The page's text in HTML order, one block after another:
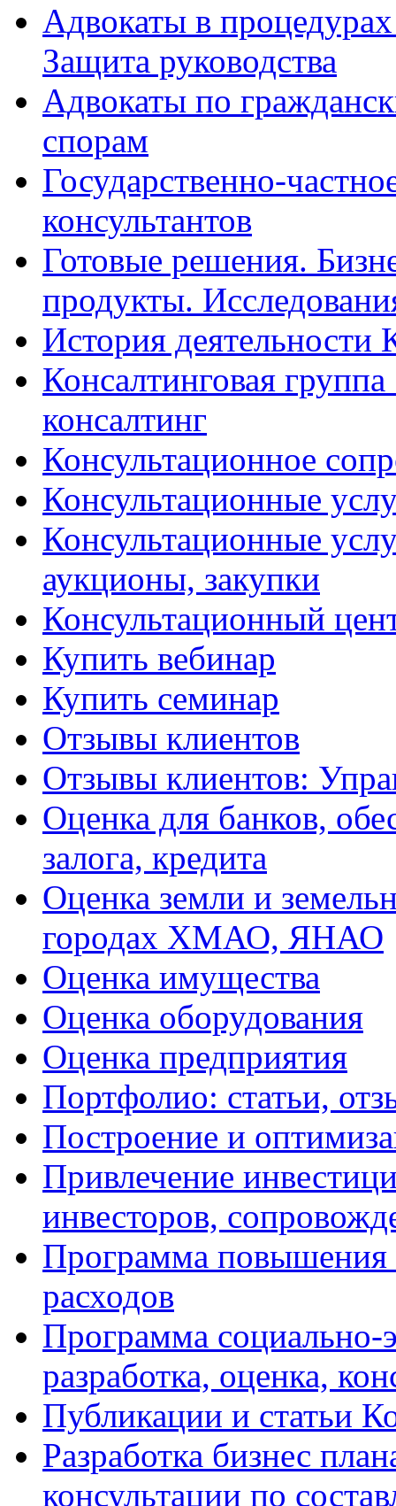
Адвокаты в
Защита руководства
Адвокаты по
спорам
Государственно-
консультантов
Готовые решения.
продукты.
История деятельности
Консалтинговая
консалтинг
Консультационное
Консультационные
Консультационные
аукционы, закупки
Консультационный
Купить вебинар
Купить семинар
Отзывы клиентов
Отзывы клиентов:
Оценка для банков,
залога, кредита
Оценка земли и
городах ХМАО, ЯНАО
Оценка имущества
Оценка оборудования
Оценка предприятия
Портфолио: статьи,
Построение и
Привлечение
инвесторов,
Программа
расходов
Программа социально-
разработка, оценка,
Публикации и статьи
Разработка бизнес
консультации по